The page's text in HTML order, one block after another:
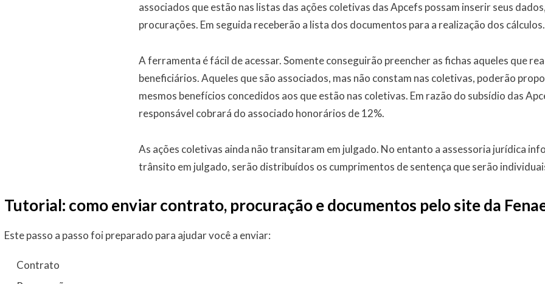
associados que estão nas listas das ações coletivas das Apcefs possam inserir seus
procurações. Em seguida receberão a lista dos documentos para a realização dos cálculos.
A ferramenta é fácil de acessar. Somente conseguirão preencher as fichas aqueles que
beneficiários. Aqueles que são associados, mas não constam nas coletivas, poderão
mesmos benefícios concedidos aos que estão nas coletivas. Em razão do subsídio das
responsável cobrará do associado honorários de 12%.
As ações coletivas ainda não transitaram em julgado. No entanto a assessoria jurídica
trânsito em julgado, serão distribuídos os cumprimentos de sentença que serão
Tutorial: como enviar contrato, procuração e documentos pelo site da
Este passo a passo foi preparado para ajudar você a enviar:
Contrato